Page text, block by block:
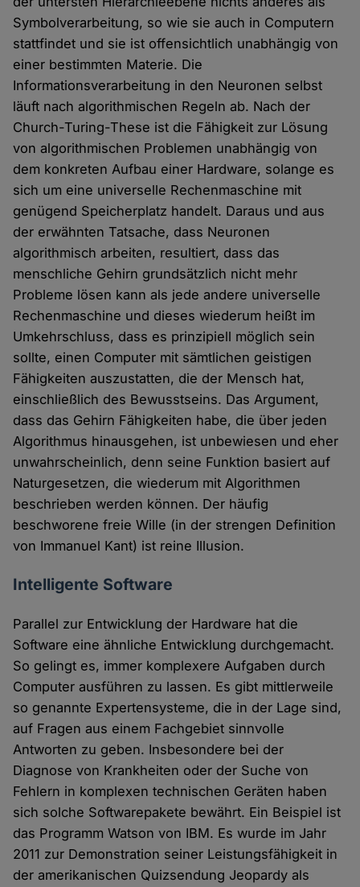
Symbolverarbeitung, so wie sie auch in Computern
stattfindet und sie ist offensichtlich unabhängig von
einer bestimmten Materie. Die
Informationsverarbeitung in den Neuronen selbst
läuft nach algorithmischen Regeln ab. Nach der
Church-Turing-These ist die Fähigkeit zur Lösung
von algorithmischen Problemen unabhängig von
dem konkreten Aufbau einer Hardware, solange es
sich um eine universelle Rechenmaschine mit
genügend Speicherplatz handelt. Daraus und aus
der erwähnten Tatsache, dass Neuronen
algorithmisch arbeiten, resultiert, dass das
menschliche Gehirn grundsätzlich nicht mehr
Probleme lösen kann als jede andere universelle
Rechenmaschine und dieses wiederum heißt im
Umkehrschluss, dass es prinzipiell möglich sein
sollte, einen Computer mit sämtlichen geistigen
Fähigkeiten auszustatten, die der Mensch hat,
einschließlich des Bewusstseins. Das Argument,
dass das Gehirn Fähigkeiten habe, die über jeden
Algorithmus hinausgehen, ist unbewiesen und eher
unwahrscheinlich, denn seine Funktion basiert auf
Naturgesetzen, die wiederum mit Algorithmen
beschrieben werden können. Der häufig
beschworene freie Wille (in der strengen Definition
von Immanuel Kant) ist reine Illusion.
Intelligente Software
Parallel zur Entwicklung der Hardware hat die
Software eine ähnliche Entwicklung durchgemacht.
So gelingt es, immer komplexere Aufgaben durch
Computer ausführen zu lassen. Es gibt mittlerweile
so genannte Expertensysteme, die in der Lage sind,
auf Fragen aus einem Fachgebiet sinnvolle
Antworten zu geben. Insbesondere bei der
Diagnose von Krankheiten oder der Suche von
Fehlern in komplexen technischen Geräten haben
sich solche Softwarepakete bewährt. Ein Beispiel ist
das Programm Watson von IBM. Es wurde im Jahr
2011 zur Demonstration seiner Leistungsfähigkeit in
der amerikanischen Quizsendung Jeopardy als